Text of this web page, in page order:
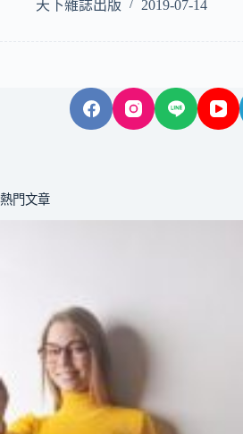
天下雜誌出版
2019-07-14
熱門文章